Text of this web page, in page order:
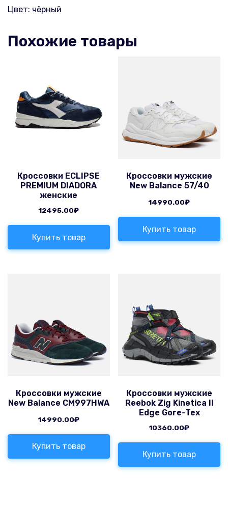
Цвет: чёрный
Похожие товары
Кроссовки ECLIPSE
PREMIUM DIADORA
женские
12495.00₽
Купить товар
Кроссовки мужские
New Balance 57/40
14990.00₽
Купить товар
Кроссовки мужские
New Balance CM997HWA
14990.00₽
Купить товар
Кроссовки мужские
Reebok Zig Kinetica II
Edge Gore-Tex
10360.00₽
Купить товар